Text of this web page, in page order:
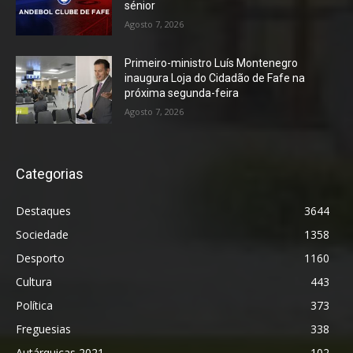
sénior
Agosto 7, 2026
Primeiro-ministro Luís Montenegro
inaugura Loja do Cidadão de Fafe na
próxima segunda-feira
Agosto 7, 2026
Categorias
Destaques
3644
Sociedade
1358
Desporto
1160
Cultura
443
Política
373
Freguesias
338